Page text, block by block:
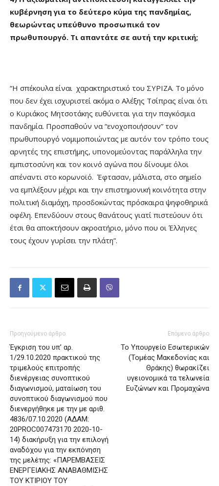
κυβέρνηση για το δεύτερο κύμα της πανδημίας,
θεωρώντας υπεύθυνο προσωπικά τον
πρωθυπουργό. Τι απαντάτε σε αυτή την κριτική;
“Η σπέκουλα είναι χαρακτηριστικό του ΣΥΡΙΖΑ. Το μόνο
που δεν έχει ισχυριστεί ακόμα ο Αλέξης Τσίπρας είναι ότι
ο Κυριάκος Μητσοτάκης ευθύνεται για την παγκόσμια
πανδημία. Προσπαθούν να “ενοχοποιήσουν” τον
πρωθυπουργό νομιμοποιώντας με αυτόν τον τρόπο τους
αρνητές της επιστήμης, υπονομεύοντας παράλληλα την
εμπιστοσύνη και τον κοινό αγώνα που δίνουμε όλοι
απέναντι στο κορωνοϊό. Έφτασαν, μάλιστα, στο σημείο
να εμπλέξουν μέχρι και την επιστημονική κοινότητα στην
πολιτική διαμάχη, προσδοκώντας πρόσκαιρα ψηφοθηρικά
οφέλη. Επενδύουν στους θανάτους γιατί πιστεύουν ότι
έτσι θα αποκτήσουν ακροατήριο, μόνο που οι Έλληνες
τους έχουν γυρίσει την πλάτη”.
Προηγούμενο άρθρο
Έγκριση του υπ’ αρ.
1/29.10.2020 πρακτικού της
τριμελούς επιτροπής
διενέργειας συνοπτικού
διαγωνισμού, ματαίωση του
συνοπτικού διαγωνισμού που
διενεργήθηκε με την με αριθ.
4836/07.10.2020 (ΑΔΑΜ:
20PROC007473170 2020-10-
14) διακήρυξη για την επιλογή
αναδόχου για την εκπόνηση
της μελέτης: «ΠΑΡΕΜΒΑΣΕΙΣ
ΕΝΕΡΓΕΙΑΚΗΣ ΑΝΑΒΑΘΜΙΣΗΣ
ΤΟΥ ΚΤΙΡΙΟΥ ΤΟΥ
Επόμενο άρθρο
Το Υπουργείο Εσωτερικών
(Τομέας Μακεδονίας και
Θράκης) θωρακίζει
υγειονομικά τα τελωνεία
Ευζώνων και Προμαχώνα